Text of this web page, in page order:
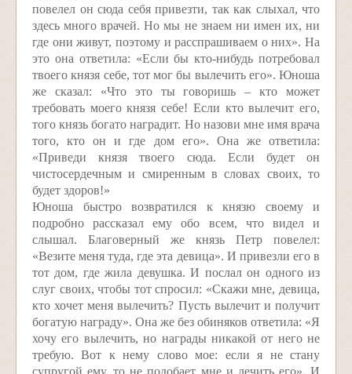
повелел он сюда себя привезти, так как слыхал, что
здесь много врачей. Но мы не знаем ни имен их, ни
где они живут, поэтому и расспрашиваем о них». На
это она ответила: «Если бы кто-нибудь потребовал
твоего князя себе, тот мог бы вылечить его». Юноша
же сказал: «Что это ты говоришь – кто может
требовать моего князя себе! Если кто вылечит его,
того князь богато наградит. Но назови мне имя врача
того, кто он и где дом его». Она же ответила:
«Приведи князя твоего сюда. Если будет он
чистосердечным и смиренным в словах своих, то
будет здоров!»
Юноша быстро возвратился к князю своему и
подробно рассказал ему обо всем, что видел и
слышал. Благоверный же князь Петр повелел:
«Везите меня туда, где эта девица». И привезли его в
тот дом, где жила девушка. И послал он одного из
слуг своих, чтобы тот спросил: «Скажи мне, девица,
кто хочет меня вылечить? Пусть вылечит и получит
богатую награду». Она же без обиняков ответила: «Я
хочу его вылечить, но награды никакой от него не
требую. Вот к нему слово мое: если я не стану
супругой ему, то не подобает мне и лечить его». И